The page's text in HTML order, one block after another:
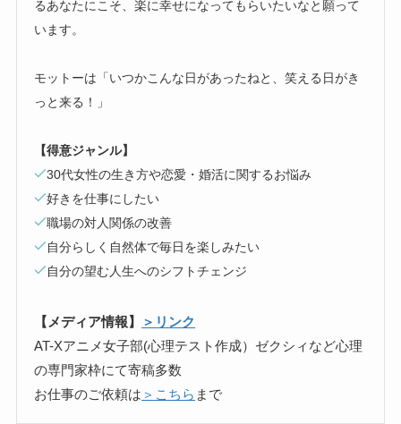
るあなたにこそ、楽に幸せになってもらいたいなと願って
います。
モットーは「いつかこんな日があったねと、笑える日がき
っと来る！」
【得意ジャンル】
30代女性の生き方や恋愛・婚活に関するお悩み
好きを仕事にしたい
職場の対人関係の改善
自分らしく自然体で毎日を楽しみたい
自分の望む人生へのシフトチェンジ
【メディア情報】
＞リンク
AT-Xアニメ女子部(心理テスト作成）ゼクシィなど心理
の専門家枠にて寄稿多数
お仕事のご依頼は ＞こちら まで